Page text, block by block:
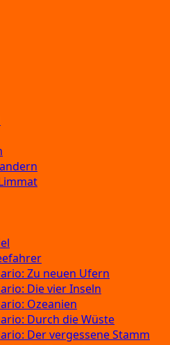
Zu neuen Ufern
Die vier Inseln
Ozeanien
Durch die Wüste
Der vergessene Stamm